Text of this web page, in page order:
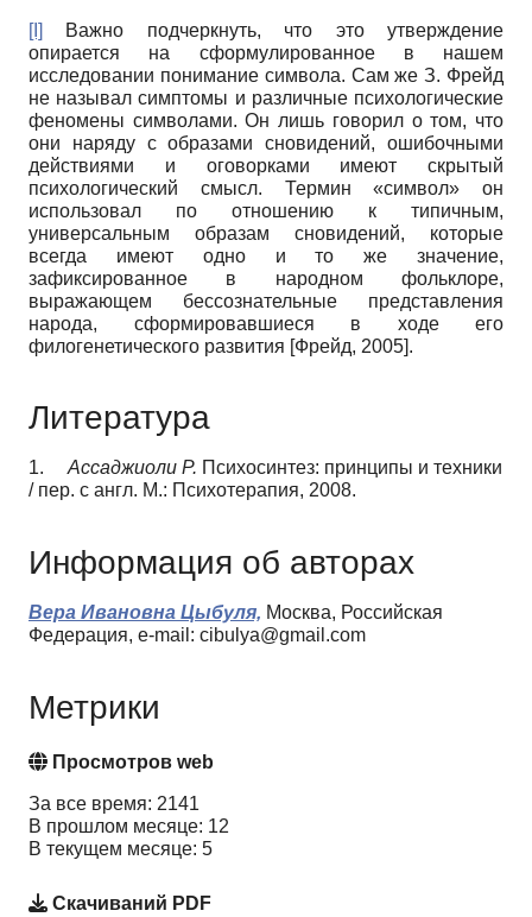
[I]
Важно подчеркнуть, что это утверждение
опирается на сформулированное в нашем
исследовании понимание символа. Сам же З. Фрейд
не называл симптомы и различные психологические
феномены символами. Он лишь говорил о том, что
они наряду с образами сновидений, ошибочными
действиями и оговорками имеют скрытый
психологический смысл. Термин «символ» он
использовал по отношению к типичным,
универсальным образам сновидений, которые
всегда имеют одно и то же значение,
зафиксированное в народном фольклоре,
выражающем бессознательные представления
народа, сформировавшиеся в ходе его
филогенетического развития [Фрейд, 2005].
Литература
1.Ассаджиоли Р. Психосинтез: принципы и техники
/ пер. с англ. М.: Психотерапия, 2008.
Информация об авторах
Вера Ивановна Цыбуля, Москва, Российская
Федерация, e-mail: cibulya@gmail.com
Метрики
Просмотров web
За все время: 2141
В прошлом месяце: 12
В текущем месяце: 5
Скачиваний PDF